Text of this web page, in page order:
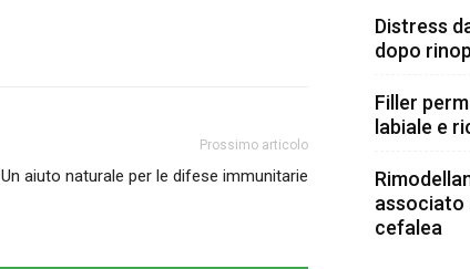
Prossimo articolo
Un aiuto naturale per le difese immunitarie
Distress
dopo
Filler
labiale e
associato
cefalea